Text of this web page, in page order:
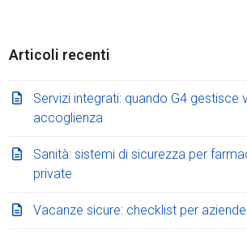
Articoli recenti
Servizi integrati: quando G4 gestisce
accoglienza
Sanità: sistemi di sicurezza per
private
Vacanze sicure: checklist per